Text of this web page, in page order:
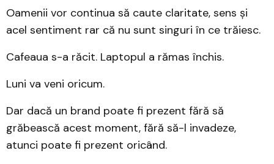
Oamenii vor continua să caute claritate, sens și
acel sentiment rar că nu sunt singuri în ce trăiesc.
Cafeaua s-a răcit. Laptopul a rămas închis.
Luni va veni oricum.
Dar dacă un brand poate fi prezent fără să
grăbească acest moment, fără să-l invadeze,
atunci poate fi prezent oricând.